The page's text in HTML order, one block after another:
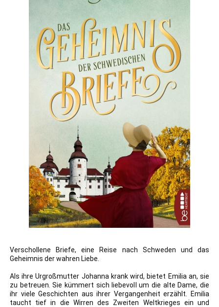
Verschollene Briefe, eine Reise nach Schweden und das
Geheimnis der wahren Liebe.
Als ihre Urgroßmutter Johanna krank wird, bietet Emilia an, sie
zu betreuen. Sie kümmert sich liebevoll um die alte Dame, die
ihr viele Geschichten aus ihrer Vergangenheit erzählt. Emilia
taucht tief in die Wirren des Zweiten Weltkrieges ein und